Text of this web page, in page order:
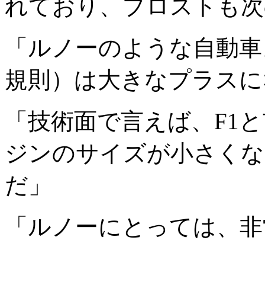
れており、プロストも
「ルノーのような自動
規則）は大きなプラス
「技術面で言えば、F1
ジンのサイズが小さく
だ」
「ルノーにとっては、